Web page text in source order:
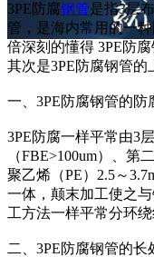
3PE防腐钢管是指3层
管，是海内常用的一
倍深刻的懂得 3PE防
其次是3PE防腐钢管的
一、3PE防腐钢管的防
3PE防腐一样平常由3
（FBE>100um）、第
聚乙烯（PE）2.5～
一体，颠末加工使之
工方法一样平常分环
二、3PE防腐钢管的长